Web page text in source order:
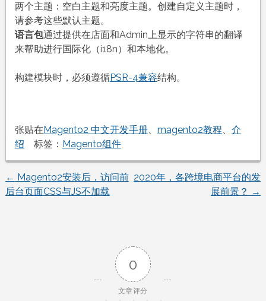
两个主题：空白主题和亮度主题。创建自定义主题时，
请参考这些默认主题。
语言包通过提供在店面和Admin上显示的字符串的翻译
来帮助进行国际化（i18n）和本地化。
构建模块时，必须遵循PSR-4兼容结构。
张贴在 Magento2 中文开发手册、 magento2教程、 介
绍
标签： Magento组件
文
← Magento2安装后，访问前
后台页面CSS与JS不加载
2020年，各跨境电商平台的发
展前景？ →
0
文章评分